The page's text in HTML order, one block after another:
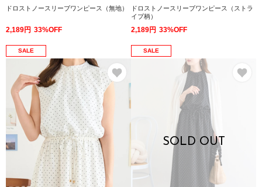
ドロストノースリーブワンピース（無地）
2,189円 33%OFF
ドロストノースリーブワンピース（ストラ
イプ柄）
2,189円 33%OFF
SALE SALE
SOLD OUT